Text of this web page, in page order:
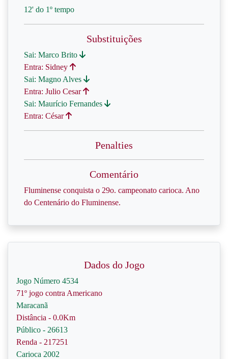
12' do 1º tempo
Substituições
Sai: Marco Brito
Entra: Sidney
Sai: Magno Alves
Entra: Julio Cesar
Sai: Maurício Fernandes
Entra: César
Penalties
Comentário
Fluminense conquista o 29o. campeonato carioca. Ano
do Centenário do Fluminense.
Dados do Jogo
Jogo Número 4534
71º jogo contra Americano
Maracanã
Distância - 0.0Km
Público - 26613
Renda - 217251
Carioca 2002